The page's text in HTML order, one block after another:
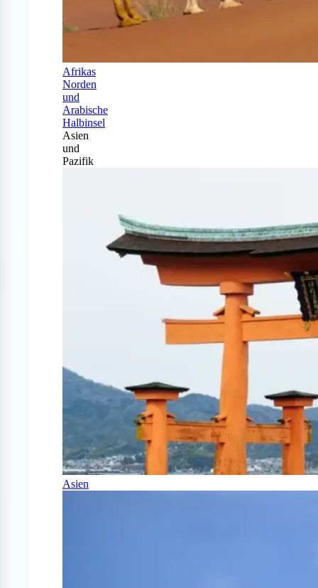
Afrikas
Norden
und
Arabische
Halbinsel
Asien
und
Pazifik
Asien